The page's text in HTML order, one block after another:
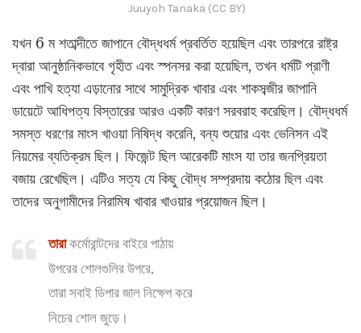
Juuyoh Tanaka (CC BY)
যখন 6 ম শতাব্দীতে জাপানে বৌদ্ধধর্ম প্রবর্তিত হয়েছিল এবং তারপরে রাষ্ট্র
দ্বারা আনুষ্ঠানিকভাবে গৃহীত এবং স্পনসর করা হয়েছিল, তখন ধর্মটি প্রাণী
এবং পাখি হত্যা এড়ানোর সাথে সামুদ্রিক খাবার এবং শাকসব্জীর জাপানি
ডায়েটে আধিপত্য বিস্তারের আরও একটি কারণ সরবরাহ করেছিল। বৌদ্ধধর্ম
সমস্ত ধরণের মাংস খাওয়া নিষিদ্ধ করেনি, বন্য শুয়োর এবং ভেনিসন এই
নিয়মের ব্যতিক্রম ছিল। ফিজেন্ট ছিল আরেকটি মাংস যা তার জনপ্রিয়তা
বজায় রেখেছিল। এটিও সত্য যে কিছু বৌদ্ধ সম্প্রদায় কঠোর ছিল এবং
তাদের অনুগামীদের নিরামিষ খাবার খাওয়ার প্রয়োজন ছিল।
তারাকর্মোরান্টদের বাইরে পাঠায়
উপরের শোলগুলির উপরে,
তারা সবাই ডিপার জাল নিক্ষেপ করে
নিচের শোল জুড়ে।